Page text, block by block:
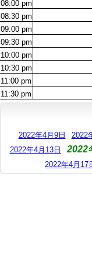
08:00 pm
08:30 pm
09:00 pm
09:30 pm
10:00 pm
10:30 pm
11:00 pm
11:30 pm
2022年4月9日 2022
2022年4月13日
2022
2022年4月17